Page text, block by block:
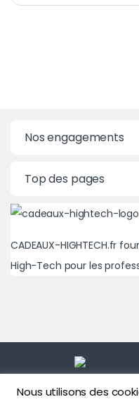
Nos engagements
Top des pages
CADEAUX-HIGHTECH.fr
High-Tech pour les
Une
Nous utilisons des